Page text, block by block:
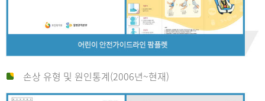
손상 유형 및 원인통계(2006년~현재)